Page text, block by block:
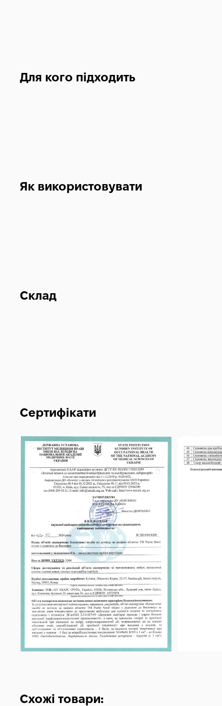
Для кого підходить
Як використовувати
Склад
Сертифікати
Схожі товари: